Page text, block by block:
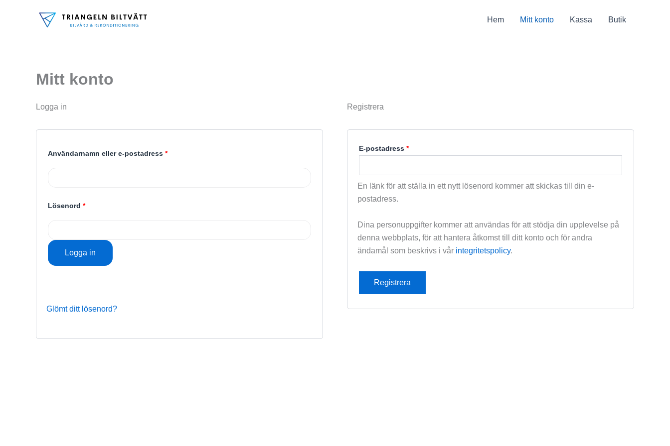
Hem Mitt konto Kassa Butik
Mitt konto
Logga in
Användarnamn eller e-postadress *Obligatoriskt
Lösenord *Obligatoriskt
Kom ihåg mig
Logga in
Glömt ditt lösenord?
Registrera
E-postadress *Obligatoriskt
En länk för att ställa in ett nytt lösenord kommer att skickas till din e-
postadress.
Dina personuppgifter kommer att användas för att stödja din upplevelse på
denna webbplats, för att hantera åtkomst till ditt konto och för andra
ändamål som beskrivs i vår integritetspolicy.
Registrera